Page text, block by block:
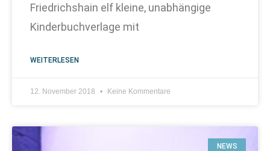
Friedrichshain elf kleine, unabhängige
Kinderbuchverlage mit
WEITERLESEN
12. November 2018 Keine Kommentare
NEWS